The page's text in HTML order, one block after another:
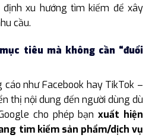
định xu hướng tìm kiếm để xây
cầu.
tiêu mà không cần “đuổi
cáo như Facebook hay TikTok –
thị nội dung đến người dùng dù
cho phép bạnxuất hiện
tìm kiếm sản phẩm/dịch vụ